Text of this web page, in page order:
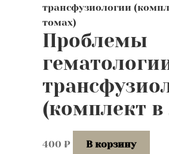
Париж
Проблемы
(комплект в
400 ₽ В корзину